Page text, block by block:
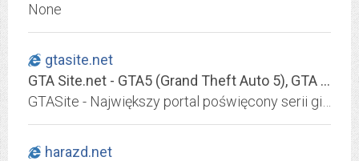
None
gtasite.net
GTA Site.net - GTA5 (Grand Theft Auto 5), GTA V na PC, GTA4, Grand Theft Auto, Vice City, GTA San Andreas, Duży Download GTA 4, Chinatown Wars
harazd.net